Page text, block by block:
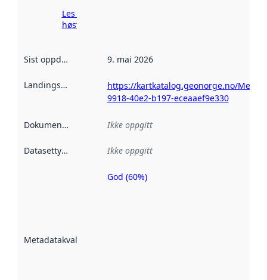
Les mer om
høsting her
Sist oppdatert 9. mai 2026
Landingsside
https://kartkatalog.geonorge.no/
9918-40e2-b197-eceaaef9e330
Dokumentasjon Ikke oppgitt
Datasettype Ikke oppgitt
Metadatakvalitet
Metadatakvalitet
God (60%)